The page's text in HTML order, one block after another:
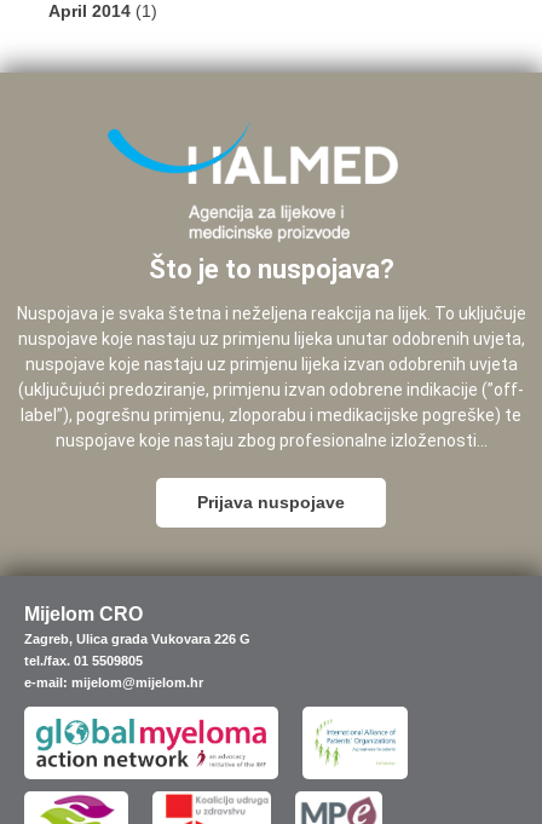
April 2014 (1)
Što je to nuspojava?
Nuspojava je svaka štetna i neželjena reakcija na lijek. To uključuje
nuspojave koje nastaju uz primjenu lijeka unutar odobrenih uvjeta,
nuspojave koje nastaju uz primjenu lijeka izvan odobrenih uvjeta
(uključujući predoziranje, primjenu izvan odobrene indikacije (”off-
label”), pogrešnu primjenu, zloporabu i medikacijske pogreške) te
nuspojave koje nastaju zbog profesionalne izloženosti...
Prijava nuspojave
Mijelom CRO
Zagreb, Ulica grada Vukovara 226 G
tel./fax. 01 5509805
e-mail: mijelom@mijelom.hr